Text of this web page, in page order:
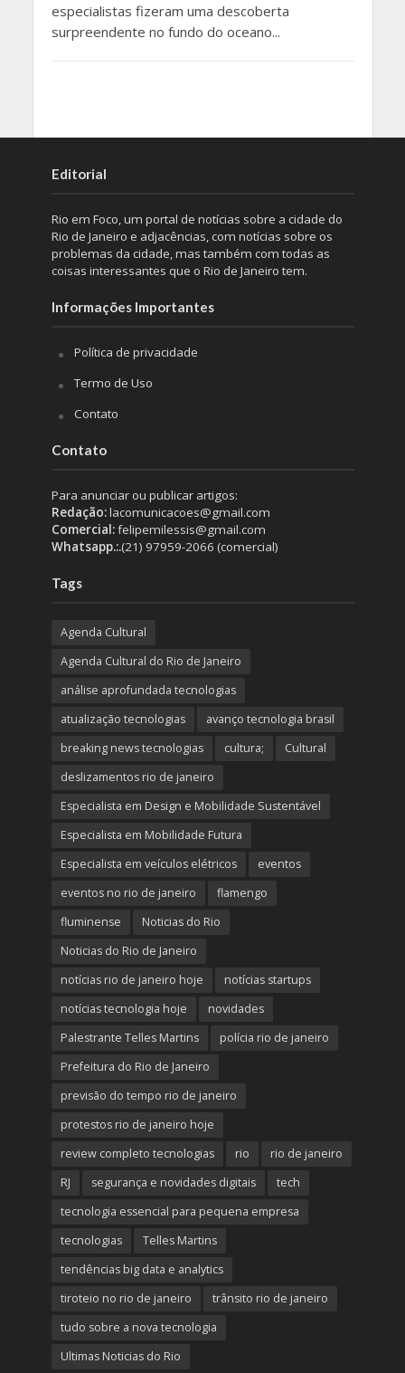
especialistas fizeram uma descoberta
surpreendente no fundo do oceano...
Editorial
Rio em Foco, um portal de notícias sobre a cidade do
Rio de Janeiro e adjacências, com notícias sobre os
problemas da cidade, mas também com todas as
coisas interessantes que o Rio de Janeiro tem.
Informações Importantes
Política de privacidade
Termo de Uso
Contato
Contato
Para anunciar ou publicar artigos:
Redação:lacomunicacoes@gmail.com
Comercial:felipemilessis@gmail.com
Whatsapp.:.(21) 97959-2066 (comercial)
Tags
Agenda Cultural
Agenda Cultural do Rio de Janeiro
análise aprofundada tecnologias
atualização tecnologias
avanço tecnologia brasil
breaking news tecnologias
cultura;
Cultural
deslizamentos rio de janeiro
Especialista em Design e Mobilidade Sustentável
Especialista em Mobilidade Futura
Especialista em veículos elétricos
eventos
eventos no rio de janeiro
flamengo
fluminense
Noticias do Rio
Noticias do Rio de Janeiro
notícias rio de janeiro hoje
notícias startups
notícias tecnologia hoje
novidades
Palestrante Telles Martins
polícia rio de janeiro
Prefeitura do Rio de Janeiro
previsão do tempo rio de janeiro
protestos rio de janeiro hoje
review completo tecnologias
rio
rio de janeiro
RJ
segurança e novidades digitais
tech
tecnologia essencial para pequena empresa
tecnologias
Telles Martins
tendências big data e analytics
tiroteio no rio de janeiro
trânsito rio de janeiro
tudo sobre a nova tecnologia
Ultimas Noticias do Rio